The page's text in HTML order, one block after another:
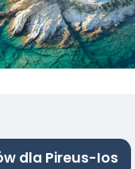
dla Pireus-Ios